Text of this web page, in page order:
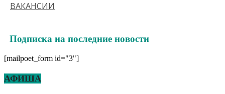
ВАКАНСИИ
Подписка на последние новости
[mailpoet_form id="3"]
АФИША